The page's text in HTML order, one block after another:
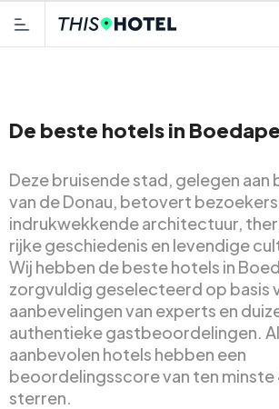
De beste hotels in
Deze bruisende stad, gelegen aan
van de Donau, betovert
indrukwekkende architectuur,
rijke geschiedenis en levendige
Wij hebben de beste hotels in
zorgvuldig geselecteerd op basis
aanbevelingen van experts en
authentieke gastbeoordelingen.
aanbevolen hotels hebben een
beoordelingsscore van ten minste
sterren.